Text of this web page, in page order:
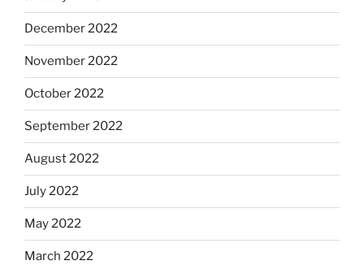
December 2022
November 2022
October 2022
September 2022
August 2022
July 2022
May 2022
March 2022